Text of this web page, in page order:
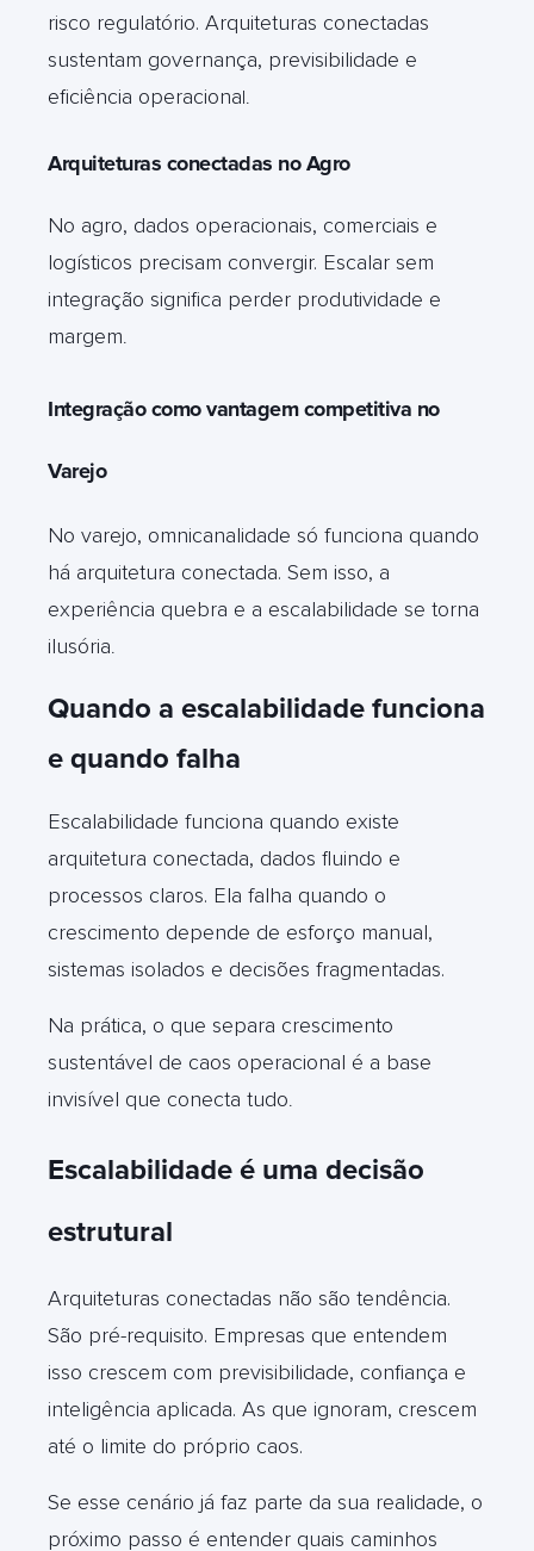
risco regulatório. Arquiteturas conectadas
sustentam governança, previsibilidade e
eficiência operacional.
Arquiteturas conectadas no Agro
No agro, dados operacionais, comerciais e
logísticos precisam convergir. Escalar sem
integração significa perder produtividade e
margem.
Integração como vantagem competitiva no
Varejo
No varejo, omnicanalidade só funciona quando
há arquitetura conectada. Sem isso, a
experiência quebra e a escalabilidade se torna
ilusória.
Quando a escalabilidade funciona
e quando falha
Escalabilidade funciona quando existe
arquitetura conectada, dados fluindo e
processos claros. Ela falha quando o
crescimento depende de esforço manual,
sistemas isolados e decisões fragmentadas.
Na prática, o que separa crescimento
sustentável de caos operacional é a base
invisível que conecta tudo.
Escalabilidade é uma decisão
estrutural
Arquiteturas conectadas não são tendência.
São pré-requisito. Empresas que entendem
isso crescem com previsibilidade, confiança e
inteligência aplicada. As que ignoram, crescem
até o limite do próprio caos.
Se esse cenário já faz parte da sua realidade, o
próximo passo é entender quais caminhos